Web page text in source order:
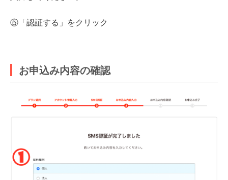
⑤「認証する」をクリック
お申込み内容の確認